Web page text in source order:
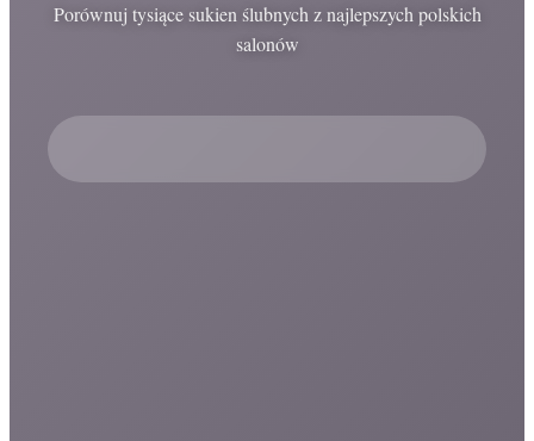
Porównuj tysiące sukien ślubnych z najlepszych polskich
salonów